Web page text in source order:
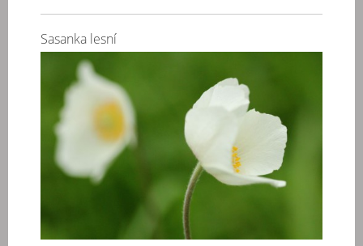
Sasanka lesní